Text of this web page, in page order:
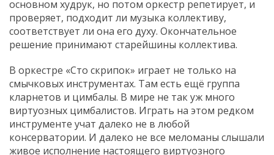
основном худрук, но потом оркестр репетирует, и
проверяет, подходит ли музыка коллективу,
соответствует ли она его духу. Окончательное
решение принимают старейшины коллектива.
В оркестре «Сто скрипок» играет не только на
смычковых инструментах. Там есть ещё группа
кларнетов и цимбалы. В мире не так уж много
виртуозных цимбалистов. Играть на этом редком
инструменте учат далеко не в любой
консерватории. И далеко не все меломаны слышали
живое исполнение настоящего виртуозного